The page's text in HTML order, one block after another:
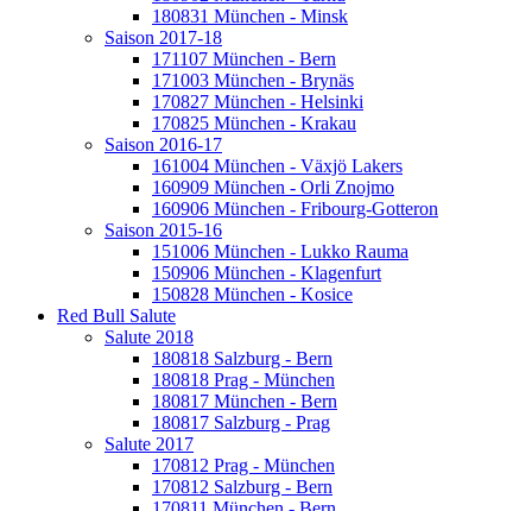
180831 München - Minsk
Saison 2017-18
171107 München - Bern
171003 München - Brynäs
170827 München - Helsinki
170825 München - Krakau
Saison 2016-17
161004 München - Växjö Lakers
160909 München - Orli Znojmo
160906 München - Fribourg-Gotteron
Saison 2015-16
151006 München - Lukko Rauma
150906 München - Klagenfurt
150828 München - Kosice
Red Bull Salute
Salute 2018
180818 Salzburg - Bern
180818 Prag - München
180817 München - Bern
180817 Salzburg - Prag
Salute 2017
170812 Prag - München
170812 Salzburg - Bern